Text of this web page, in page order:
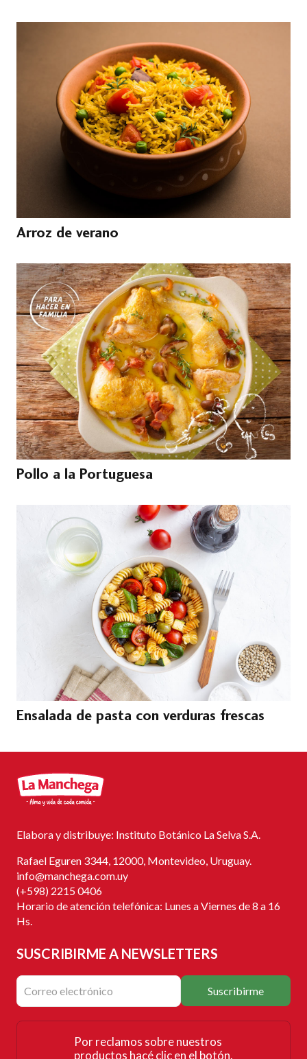
Arroz de verano
Pollo a la Portuguesa
Ensalada de pasta con verduras frescas
Elabora y distribuye: Instituto Botánico La Selva S.A.
Rafael Eguren 3344, 12000, Montevideo, Uruguay.
info@manchega.com.uy
(+598) 2215 0406
Horario de atención telefónica: Lunes a Viernes de 8 a 16
Hs.
SUSCRIBIRME A NEWSLETTERS
Suscribirme
Por reclamos sobre nuestros
productos hacé clic en el botón.